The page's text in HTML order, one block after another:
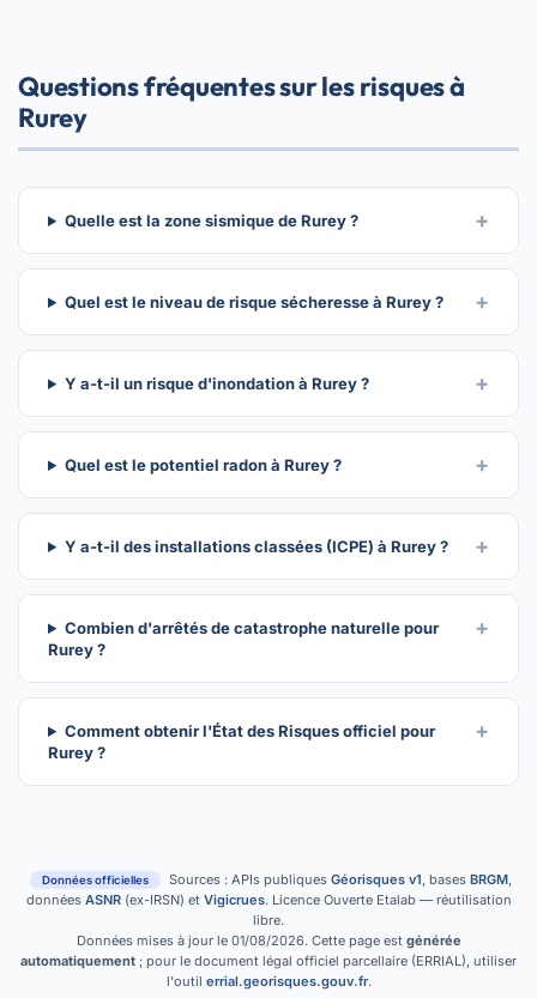
Questions fréquentes sur les risques à
Rurey
Quelle est la zone sismique de Rurey ?
Quel est le niveau de risque sécheresse à Rurey ?
Y a-t-il un risque d'inondation à Rurey ?
Quel est le potentiel radon à Rurey ?
Y a-t-il des installations classées (ICPE) à Rurey ?
Combien d'arrêtés de catastrophe naturelle pour
Rurey ?
Comment obtenir l'État des Risques officiel pour
Rurey ?
Données officielles Sources : APIs publiques Géorisques v1, bases BRGM,
données ASNR(ex-IRSN) et Vigicrues. Licence Ouverte Etalab — réutilisation
libre.
Données mises à jour le 01/08/2026. Cette page est générée
automatiquement ; pour le document légal officiel parcellaire (ERRIAL), utiliser
l'outil errial.georisques.gouv.fr.